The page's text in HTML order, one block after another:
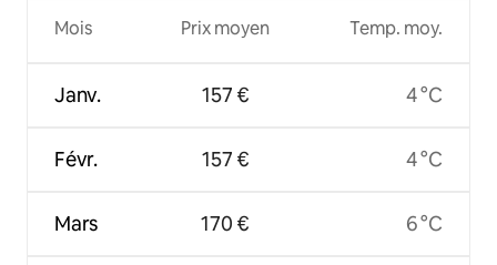
Mois
Janv.
Févr.
Mars
Prix moyen
157 €
157 €
170 €
Temp. moy.
4 °C
4 °C
6 °C